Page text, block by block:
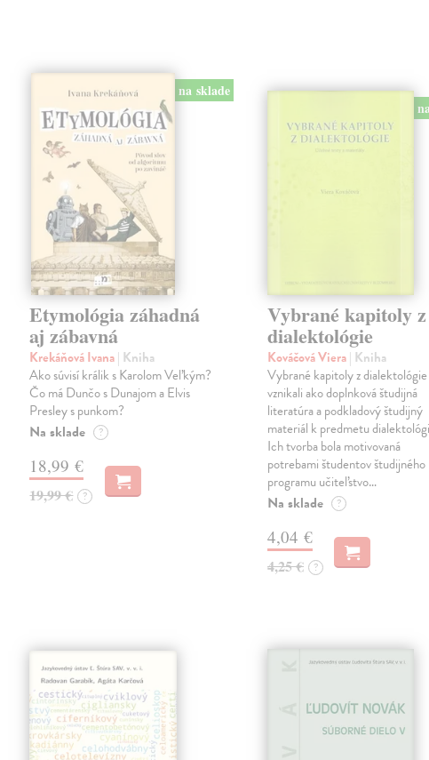
na sklade
Etymológia záhadná
aj zábavná
Krekáňová Ivana| Kniha
Ako súvisí králik s Karolom Veľkým?
Čo má Dunčo s Dunajom a Elvis
Presley s punkom?
Na sklade ?
18,99 €
19,99 € ?
Vybrané kapitoly z
dialektológie
Kováčová Viera| Kniha
Vybrané kapitoly z dialektológie
vznikali ako doplnková študijná
literatúra a podkladový študijný
materiál k predmetu
Ich tvorba bola motivovaná
potrebami študentov študijného
programu učiteľstvo…
Na sklade ?
4,04 €
4,25 € ?